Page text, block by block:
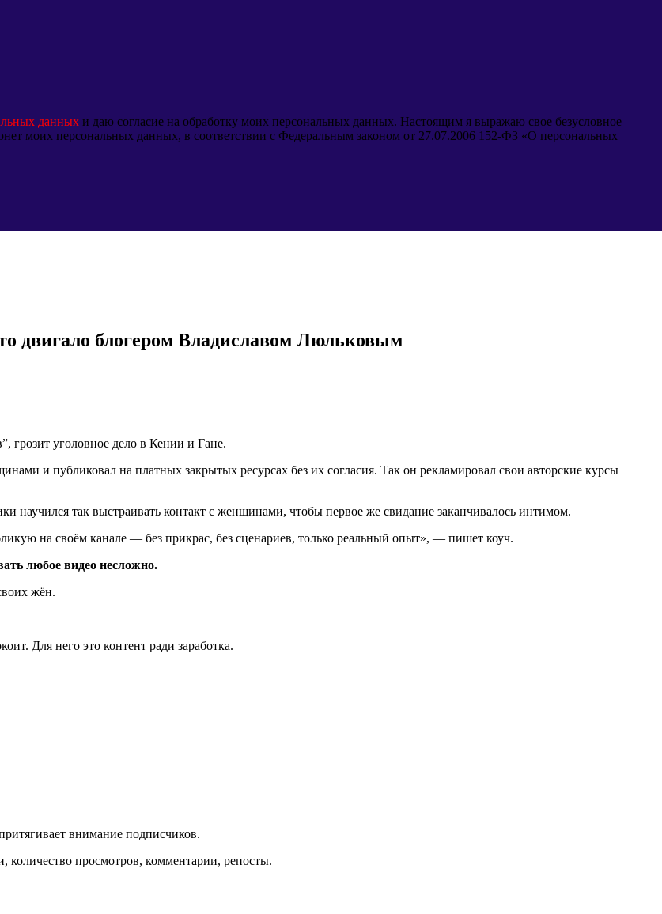
данных и даю согласие на обработку моих персональных данных. Настоящим я выражаю свое безусловное
моих персональных данных, в соответствии с Федеральным законом от 27.07.2006 152-ФЗ «О персональных
двигало блогером Владиславом Люльковым
грозит уголовное дело в Кении и Гане.
и публиковал на платных закрытых ресурсах без их согласия. Так он рекламировал свои авторские курсы
научился так выстраивать контакт с женщинами, чтобы первое же свидание заканчивалось интимом.
на своём канале — без прикрас, без сценариев, только реальный опыт», — пишет коуч.
любое видео несложно.
жён.
Для него это контент ради заработка.
внимание подписчиков.
количество просмотров, комментарии, репосты.